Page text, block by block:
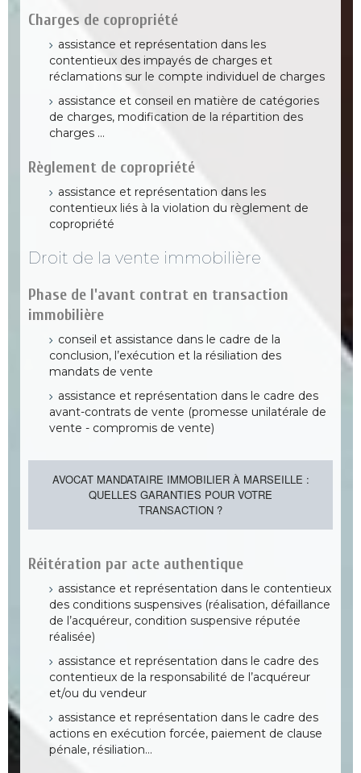
Charges de copropriété
assistance et représentation dans les
contentieux des impayés de charges et
réclamations sur le compte individuel de charges
assistance et conseil en matière de catégories
de charges, modification de la répartition des
charges …
Règlement de copropriété
assistance et représentation dans les
contentieux liés à la violation du règlement de
copropriété
Droit de la vente immobilière
Phase de l'avant contrat en transaction
immobilière
conseil et assistance dans le cadre de la
conclusion, l’exécution et la résiliation des
mandats de vente
assistance et représentation dans le cadre des
avant-contrats de vente (promesse unilatérale de
vente - compromis de vente)
AVOCAT MANDATAIRE IMMOBILIER À MARSEILLE :
QUELLES GARANTIES POUR VOTRE
TRANSACTION ?
Réitération par acte authentique
assistance et représentation dans le contentieux
des conditions suspensives (réalisation, défaillance
de l’acquéreur, condition suspensive réputée
réalisée)
assistance et représentation dans le cadre des
contentieux de la responsabilité de l’acquéreur
et/ou du vendeur
assistance et représentation dans le cadre des
actions en exécution forcée, paiement de clause
pénale, résiliation…